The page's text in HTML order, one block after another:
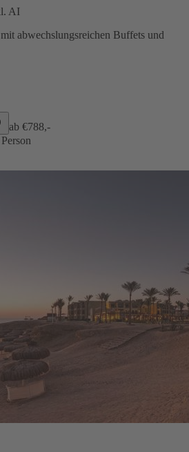
AI
abwechslungsreichen Buffets und
ab €788,-